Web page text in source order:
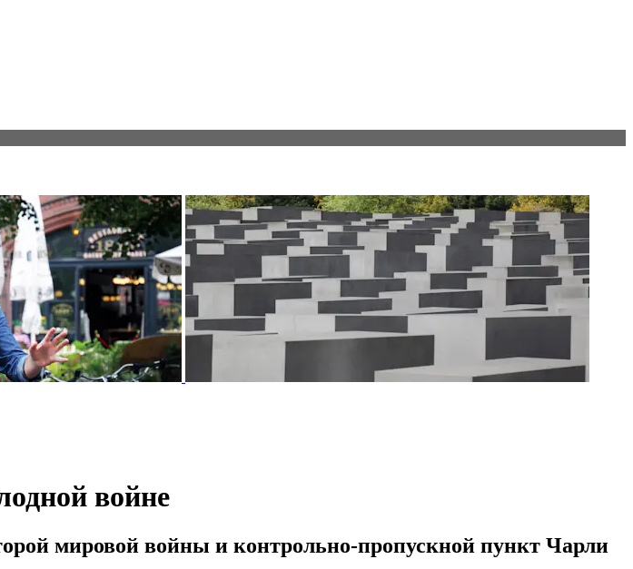
войне
мировой войны и контрольно-пропускной пункт Чарли